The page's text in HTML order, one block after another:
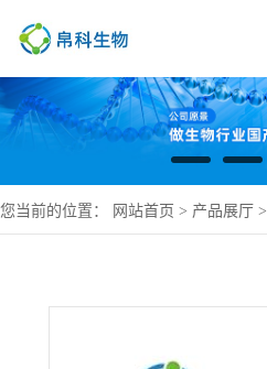
您当前的位置： 网站首页 > 产品展厅 >